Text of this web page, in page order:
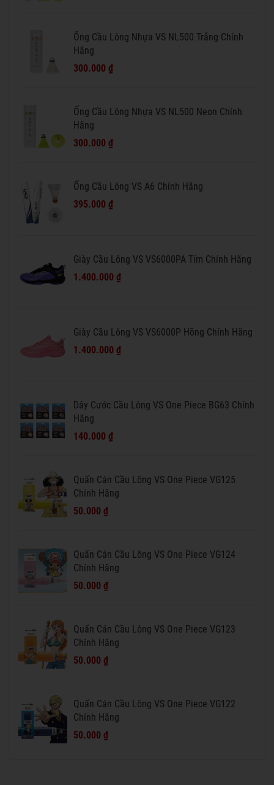
Ống Cầu Lông Nhựa VS NL500 Trắng Chính
Hãng
300.000 ₫
Ống Cầu Lông Nhựa VS NL500 Neon Chính
Hãng
300.000 ₫
Ống Cầu Lông VS A6 Chính Hãng
395.000 ₫
Giày Cầu Lông VS VS6000PA Tím Chính Hãng
1.400.000 ₫
Giày Cầu Lông VS VS6000P Hồng Chính Hãng
1.400.000 ₫
Dây Cước Cầu Lông VS One Piece BG63 Chính
Hãng
140.000 ₫
Quấn Cán Cầu Lông VS One Piece VG125
Chính Hãng
50.000 ₫
Quấn Cán Cầu Lông VS One Piece VG124
Chính Hãng
50.000 ₫
Quấn Cán Cầu Lông VS One Piece VG123
Chính Hãng
50.000 ₫
Quấn Cán Cầu Lông VS One Piece VG122
Chính Hãng
50.000 ₫